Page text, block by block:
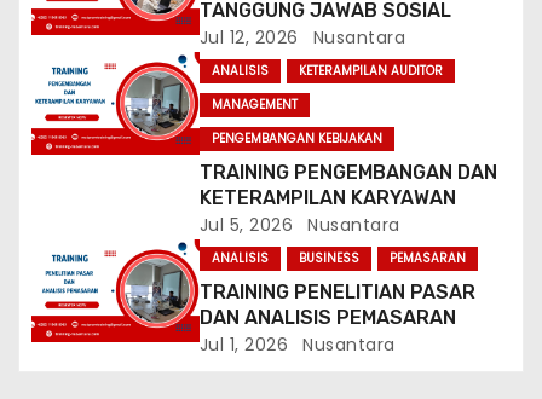
i
o
TANGGUNG JAWAB SOSIAL
Jul 12, 2026 Nusantara
ANALISIS
KETERAMPILAN AUDITOR
MANAGEMENT
PENGEMBANGAN KEBIJAKAN
TRAINING PENGEMBANGAN DAN
KETERAMPILAN KARYAWAN
Jul 5, 2026 Nusantara
ANALISIS BUSINESS PEMASARAN
TRAINING PENELITIAN PASAR
DAN ANALISIS PEMASARAN
Jul 1, 2026 Nusantara